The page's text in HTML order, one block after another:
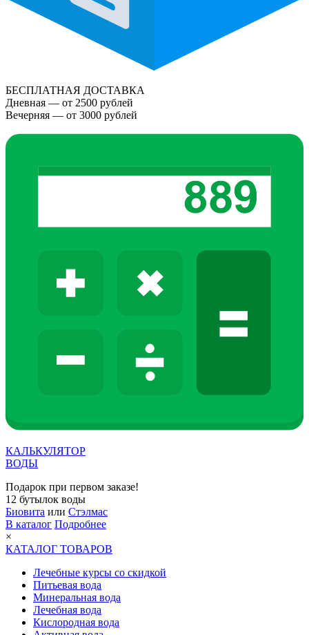
БЕСПЛАТНАЯ ДОСТАВКА
Дневная — от 2500 рублей
Вечерняя — от 3000 рублей
КАЛЬКУЛЯТОР
ВОДЫ
Подарок при первом заказе!
12 бутылок воды
Биовита или Стэлмас
В каталог Подробнее
×
КАТАЛОГ ТОВАРОВ
Лечебные курсы со скидкой
Питьевая вода
Минеральная вода
Лечебная вода
Кислородная вода